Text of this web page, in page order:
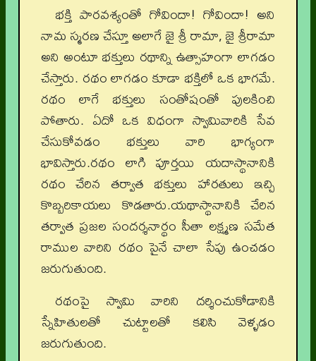
భక్తి పారవశ్యంతో గోవిందా! గోవిందా! అని
నామ స్మరణ చేస్తూ అలాగే జై శ్రీ రామా, జై శ్రీరామా
అని అంటూ భక్తులు రథాన్ని ఉత్సాహంగా లాగడం
చేస్తారు. రథం లాగడం కూడా భక్తిలో ఒక భాగమే.
రథం లాగే భక్తులు సంతోషంతో పులకించి
పోతారు. ఏదో ఒక విధంగా స్వామివారికి సేవ
చేసుకోవడం భక్తులు వారి భాగ్యంగా
భావిస్తారు.రథం లాగి పూర్తయి యదాస్థానానికి
రథం చేరిన తర్వాత భక్తులు హారతులు ఇచ్చి
కొబ్బరికాయలు కొడతారు.యథాస్థానానికి చేరిన
తర్వాత ప్రజల సందర్శనార్థం సీతా లక్ష్మణ సమేత
రాముల వారిని రథం పైనే చాలా సేపు ఉంచడం
జరుగుతుంది.
రథంపై స్వామి వారిని దర్శించుకోడానికి
స్నేహితులతో చుట్టాలతో కలిసి వెళ్ళడం
జరుగుతుంది.